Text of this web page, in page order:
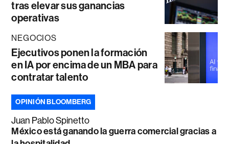
tras elevar sus ganancias
operativas
NEGOCIOS
Ejecutivos ponen la formación
en IA por encima de un MBA para
contratar talento
OPINIÓN BLOOMBERG
Juan Pablo Spinetto
México está ganando la guerra comercial gracias a